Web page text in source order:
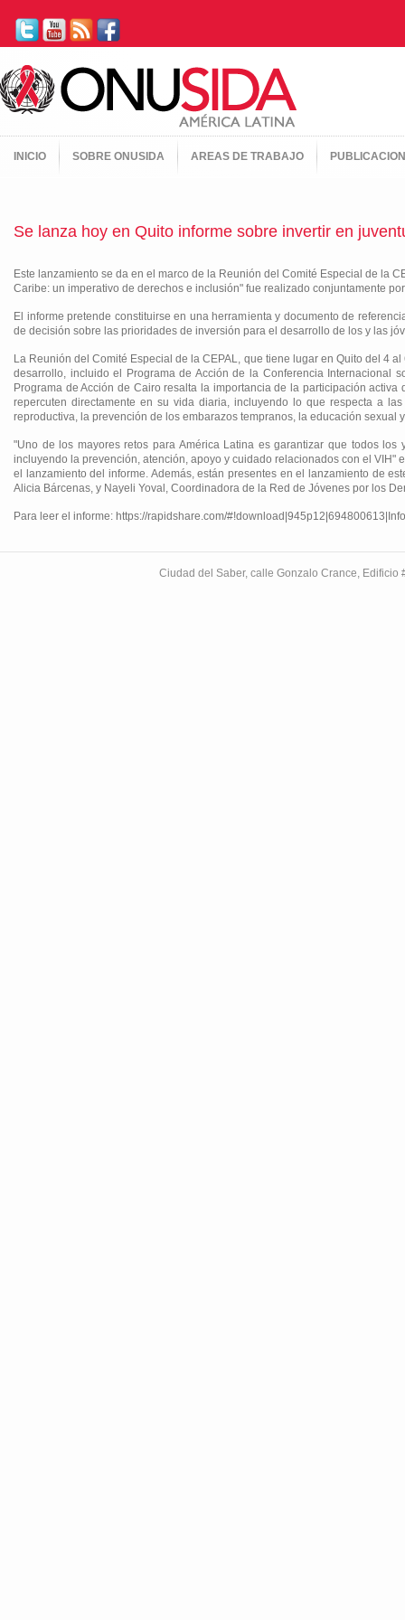
INICIO SOBRE ONUSIDA AREAS DE TRABAJO
Se lanza hoy en Quito informe sobre invertir en
Este lanzamiento se da en el marco de la Reunión del Comité Especial de la
Caribe: un imperativo de derechos e inclusión" fue realizado conjuntamente
El informe pretende constituirse en una herramienta y documento de
de decisión sobre las prioridades de inversión para el desarrollo de los y las
La Reunión del Comité Especial de la CEPAL, que tiene lugar en Quito del 4
desarrollo, incluido el Programa de Acción de la Conferencia
Programa de Acción de Cairo resalta la importancia de la participación
repercuten directamente en su vida diaria, incluyendo lo que respecta a
reproductiva, la prevención de los embarazos tempranos, la educación sexual
"Uno de los mayores retos para América Latina es garantizar que todos
incluyendo la prevención, atención, apoyo y cuidado relacionados con el VIH"
el lanzamiento del informe. Además, están presentes en el lanzamiento de
Alicia Bárcenas, y Nayeli Yoval, Coordinadora de la Red de Jóvenes por los
Para leer el informe: https://rapidshare.com/
Ciudad del Saber, calle Gonzalo Crance,